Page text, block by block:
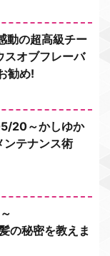
動の超高級チー
オブフレーバ
勧め!
20～かしゆか
ンテナンス術
の秘密を教えま